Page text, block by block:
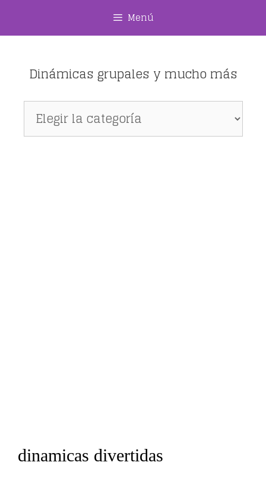
Menú
Dinámicas grupales y mucho más
Dinámicas
grupales
dinamicas divertidas